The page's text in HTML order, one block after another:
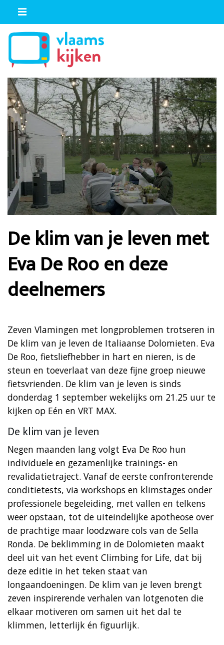
De klim van je leven met
Eva De Roo en deze
deelnemers
Zeven Vlamingen met longproblemen trotseren in
De klim van je leven de Italiaanse Dolomieten. Eva
De Roo, fietsliefhebber in hart en nieren, is de
steun en toeverlaat van deze fijne groep nieuwe
fietsvrienden. De klim van je leven is sinds
donderdag 1 september wekelijks om 21.25 uur te
kijken op Eén en VRT MAX.
De klim van je leven
Negen maanden lang volgt Eva De Roo hun
individuele en gezamenlijke trainings- en
revalidatietraject. Vanaf de eerste confronterende
conditietests, via workshops en klimstages onder
professionele begeleiding, met vallen en telkens
weer opstaan, tot de uiteindelijke apotheose over
de prachtige maar loodzware cols van de Sella
Ronda. De beklimming in de Dolomieten maakt
deel uit van het event Climbing for Life, dat bij
deze editie in het teken staat van
longaandoeningen. De klim van je leven brengt
zeven inspirerende verhalen van lotgenoten die
elkaar motiveren om samen uit het dal te
klimmen, letterlijk én figuurlijk.